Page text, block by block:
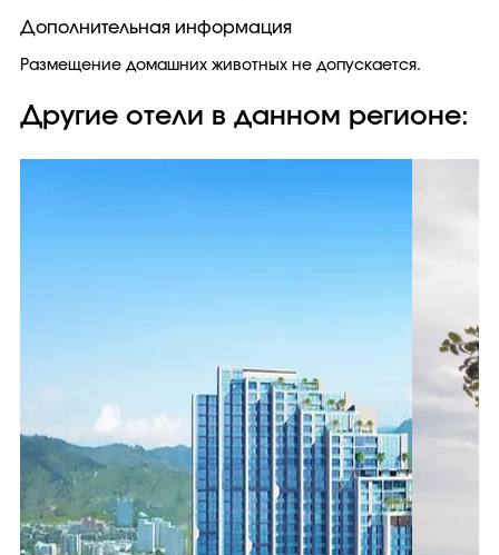
Дополнительная информация
Размещение домашних животных не допускается.
Другие отели в данном регионе: